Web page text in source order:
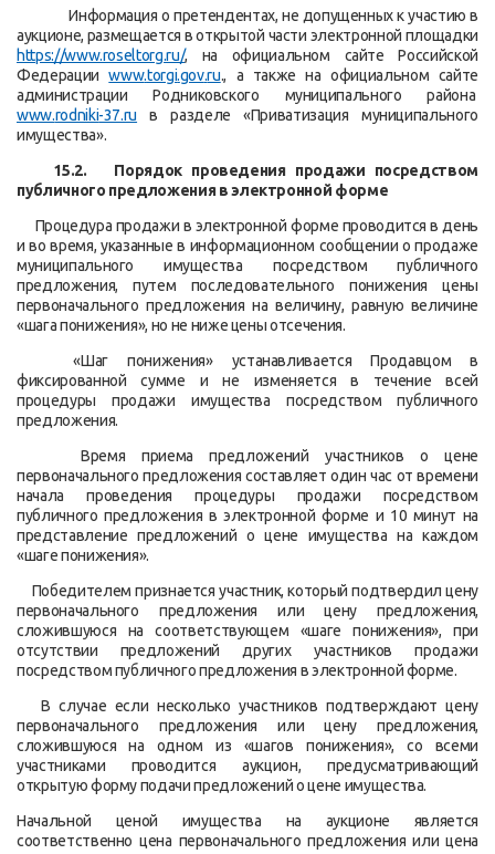
Информация о претендентах, не допущенных к участию в
аукционе, размещается в открытой части электронной площадки
https://www.roseltorg.ru/, на официальном сайте Российской
Федерацииwww.torgi.gov.ru., а также на официальном сайте
администрации Родниковского муниципального района
www.rodniki-37.ru в разделе «Приватизация муниципального
имущества».
15.2. Порядок проведения продажи посредством
публичного предложения в электронной форме
Процедура продажи в электронной форме проводится в день
и во время, указанные в информационном сообщении о продаже
муниципального имущества посредством публичного
предложения, путем последовательного понижения цены
первоначального предложения на величину, равную величине
«шага понижения», но не ниже цены отсечения.
«Шаг понижения» устанавливается Продавцом в
фиксированной сумме и не изменяется в течение всей
процедуры продажи имущества посредством публичного
предложения.
Время приема предложений участников о цене
первоначального предложения составляет один час от времени
начала проведения процедуры продажи посредством
публичного предложения в электронной форме и 10 минут на
представление предложений о цене имущества на каждом
«шаге понижения».
Победителем признается участник, который подтвердил цену
первоначального предложения или цену предложения,
сложившуюся на соответствующем «шаге понижения», при
отсутствии предложений других участников продажи
посредством публичного предложения в электронной форме.
В случае если несколько участников подтверждают цену
первоначального предложения или цену предложения,
сложившуюся на одном из «шагов понижения», со всеми
участниками проводится аукцион, предусматривающий
открытую форму подачи предложений о цене имущества.
Начальной ценой имущества на аукционе является
соответственно цена первоначального предложения или цена